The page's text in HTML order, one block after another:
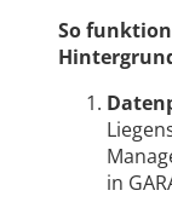
So
in